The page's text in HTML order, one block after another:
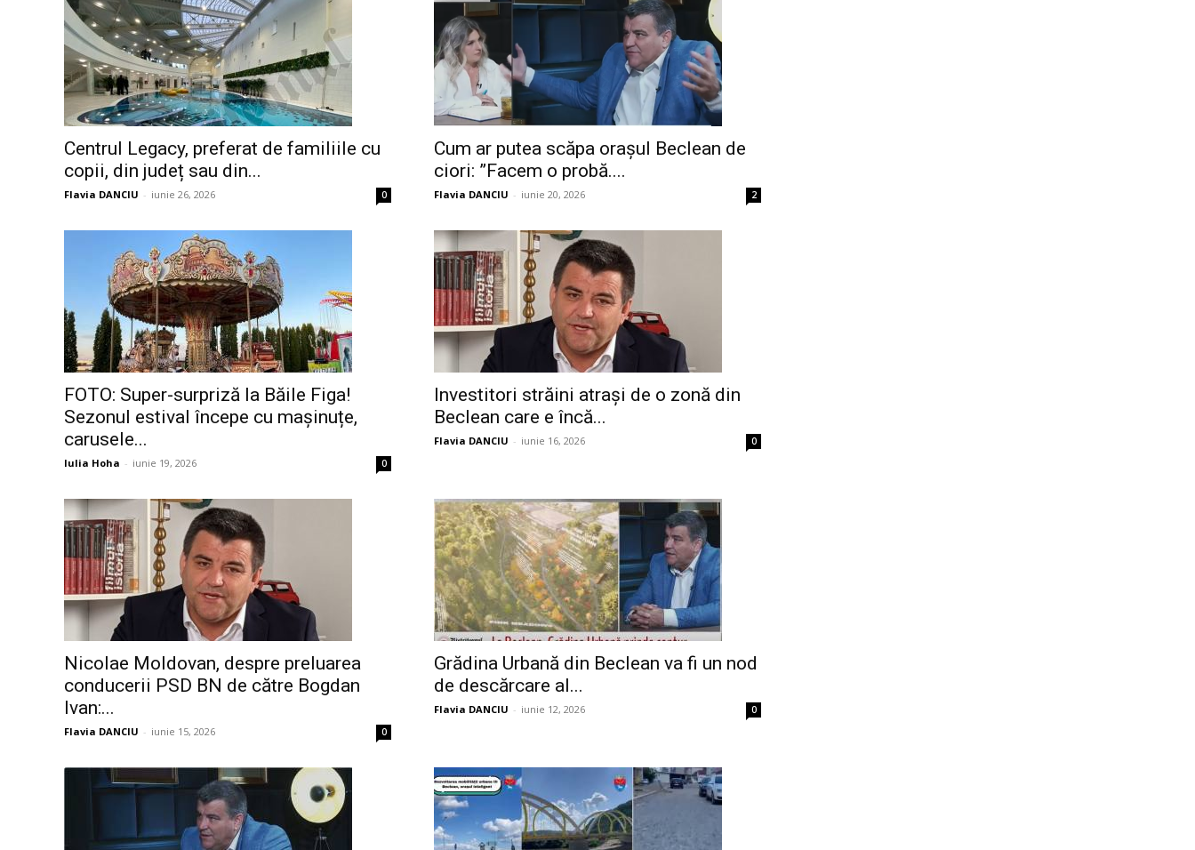
Centrul Legacy, preferat de familiile cu
copii, din județ sau din...
Flavia DANCIU - iunie 26, 2026 0
Cum ar putea scăpa orașul Beclean de
ciori: ”Facem o probă....
Flavia DANCIU - iunie 20, 2026 2
FOTO: Super-surpriză la Băile Figa!
Sezonul estival începe cu mașinuțe,
carusele...
Iulia Hoha - iunie 19, 2026 0
Investitori străini atrași de o zonă din
Beclean care e încă...
Flavia DANCIU - iunie 16, 2026 0
Nicolae Moldovan, despre preluarea
conducerii PSD BN de către Bogdan
Ivan:...
Flavia DANCIU - iunie 15, 2026 0
Grădina Urbană din Beclean va fi un nod
de descărcare al...
Flavia DANCIU - iunie 12, 2026 0